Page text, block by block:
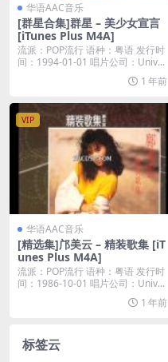
华语AAC音乐
[群星合集]群星 – 美少女宣言
[iTunes Plus M4A]
流派：POP流行 语种：粤语 发行时
间：1994-01-01 唱片公司：Univ...
1 年前
VIP
华语AAC音乐
[精选集]邝美云 – 精装歌集 [iT
unes Plus M4A]
流派：POP流行 语种：粤语 发行时
间：1986-10-01 唱片公司：Univ...
1 年前
标签云